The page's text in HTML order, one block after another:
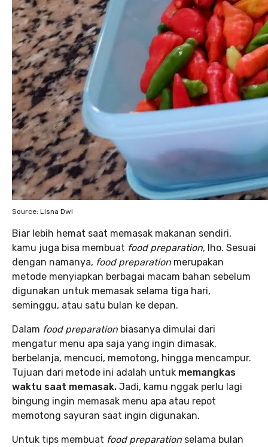
Source: Lisna Dwi
Biar lebih hemat saat memasak makanan sendiri,
kamu juga bisa membuat food preparation, lho. Sesuai
dengan namanya, food preparation merupakan
metode menyiapkan berbagai macam bahan sebelum
digunakan untuk memasak selama tiga hari,
seminggu, atau satu bulan ke depan.
Dalam food preparation biasanya dimulai dari
mengatur menu apa saja yang ingin dimasak,
berbelanja, mencuci, memotong, hingga mencampur.
Tujuan dari metode ini adalah untuk memangkas
waktu saat memasak. Jadi, kamu nggak perlu lagi
bingung ingin memasak menu apa atau repot
memotong sayuran saat ingin digunakan.
Untuk tips membuat food preparation selama bulan